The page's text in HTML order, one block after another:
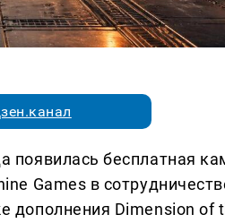
появилась бесплатная
Games в
дополнения Dimension of